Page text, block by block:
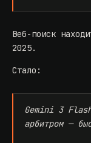
Веб-поиск
2025.
Стало:
Gemini 3
арбитром —